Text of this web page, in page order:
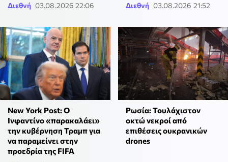
Διεθνή 03.08.2026 22:06 Διεθνή 03.08.2026 21:52
New York Post: Ο
Ινφαντίνο «παρακαλάει»
την κυβέρνηση Τραμπ για
να παραμείνει στην
προεδρία της FIFA
Ρωσία: Τουλάχιστον
οκτώ νεκροί από
επιθέσεις ουκρανικών
drones